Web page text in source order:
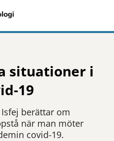
situationer i
19
Isfej berättar om
när man möter
covid-19.